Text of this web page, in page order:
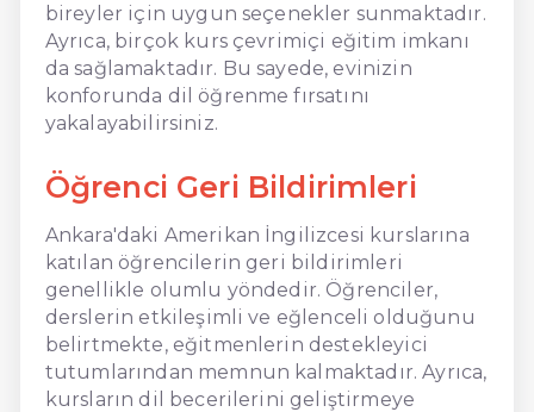
bireyler için uygun seçenekler sunmaktadır.
Ayrıca, birçok kurs çevrimiçi eğitim imkanı
da sağlamaktadır. Bu sayede, evinizin
konforunda dil öğrenme fırsatını
yakalayabilirsiniz.
Öğrenci Geri Bildirimleri
Ankara'daki Amerikan İngilizcesi kurslarına
katılan öğrencilerin geri bildirimleri
genellikle olumlu yöndedir. Öğrenciler,
derslerin etkileşimli ve eğlenceli olduğunu
belirtmekte, eğitmenlerin destekleyici
tutumlarından memnun kalmaktadır. Ayrıca,
kursların dil becerilerini geliştirmeye